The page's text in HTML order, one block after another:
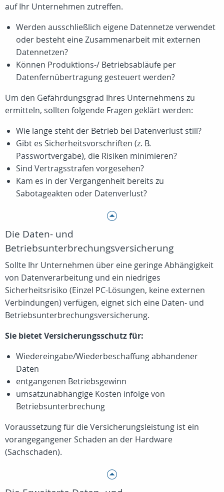
auf Ihr Unternehmen zutreffen.
Werden ausschließlich eigene Datennetze verwendet
oder besteht eine Zusammenarbeit mit externen
Datennetzen?
Können Produktions-/ Betriebsabläufe per
Datenfernübertragung gesteuert werden?
Um den Gefährdungsgrad Ihres Unternehmens zu
ermitteln, sollten folgende Fragen geklärt werden:
Wie lange steht der Betrieb bei Datenverlust still?
Gibt es Sicherheitsvorschriften (z. B.
Passwortvergabe), die Risiken minimieren?
Sind Vertragsstrafen vorgesehen?
Kam es in der Vergangenheit bereits zu
Sabotageakten oder Datenverlust?
Die Daten- und
Betriebsunterbrechungsversicherung
Sollte Ihr Unternehmen über eine geringe Abhängigkeit
von Datenverarbeitung und ein niedriges
Sicherheitsrisiko (Einzel PC-Lösungen, keine externen
Verbindungen) verfügen, eignet sich eine Daten- und
Betriebsunterbrechungsversicherung.
Sie bietet Versicherungsschutz für:
Wiedereingabe/Wiederbeschaffung abhandener
Daten
entgangenen Betriebsgewinn
umsatzunabhängige Kosten infolge von
Betriebsunterbrechung
Voraussetzung für die Versicherungsleistung ist ein
vorangegangener Schaden an der Hardware
(Sachschaden).